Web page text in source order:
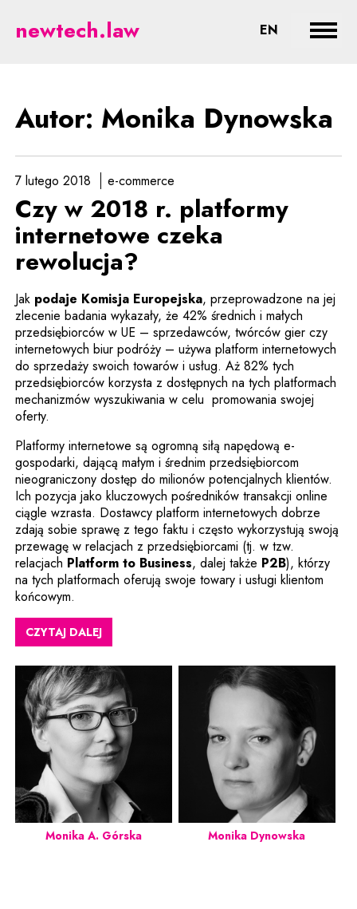
Dynowska - prawne aspekty
newtech.law EN CHANGE
Autor: Monika Dynowska
7 lutego 2018 e-commerce
Czy w 2018 r. platformy
internetowe czeka
rewolucja?
Jak podaje Komisja EuropejskaUwaga, link zostanie
, przeprowadzone na jej
zlecenie badania wykazały, że 42% średnich i małych
przedsiębiorców w UE – sprzedawców, twórców gier czy
internetowych biur podróży – używa platform internetowych
do sprzedaży swoich towarów i usług. Aż 82% tych
przedsiębiorców korzysta z dostępnych na tych platformach
mechanizmów wyszukiwania w celu promowania swojej
oferty.
Platformy internetowe są ogromną siłą napędową e-
gospodarki, dającą małym i średnim przedsiębiorcom
nieograniczony dostęp do milionów potencjalnych klientów.
Ich pozycja jako kluczowych pośredników transakcji online
ciągle wzrasta. Dostawcy platform internetowych dobrze
zdają sobie sprawę z tego faktu i często wykorzystują swoją
przewagę w relacjach z przedsiębiorcami (tj. w tzw.
relacjach Platform to Business, dalej także P2B), którzy
na tych platformach oferują swoje towary i usługi klientom
końcowym.
CZYTAJ DALEJ
Monika A. Górska Monika Dynowska